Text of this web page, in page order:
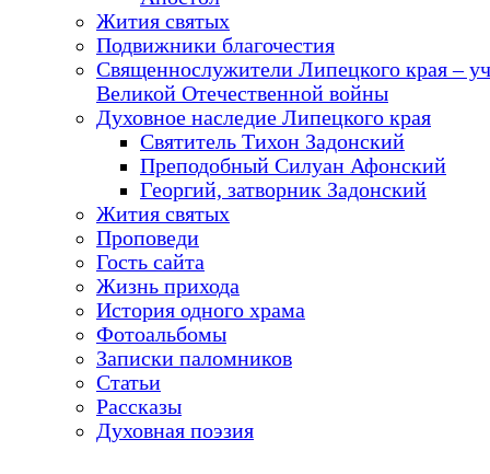
Жития святых
Подвижники благочестия
Священнослужители Липецкого края –
Великой Отечественной войны
Духовное наследие Липецкого края
Святитель Тихон Задонский
Преподобный Силуан Афонский
Георгий, затворник Задонский
Жития святых
Проповеди
Гость сайта
Жизнь прихода
История одного храма
Фотоальбомы
Записки паломников
Статьи
Рассказы
Духовная поэзия